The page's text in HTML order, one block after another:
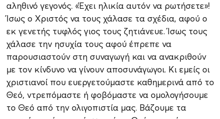
αληθινό γεγονός. «Έχει ηλικία αυτόν να ρωτήσετε»!
Ίσως ο Χριστός να τους χάλασε τα σχέδια, αφού ο
εκ γενετής τυφλός γιος τους ζητιάνευε. Ίσως τους
χάλασε την ησυχία τους αφού έπρεπε να
παρουσιαστούν στη συναγωγή και να ανακριθούν
με τον κίνδυνο να γίνουν αποσυνάγωγοι. Κι εμείς οι
χριστιανοί που ευεργετούμαστε καθημερινά από το
Θεό, ντρεπόμαστε ή φοβόμαστε να ομολογήσουμε
το Θεό από την ολιγοπιστία μας. Βάζουμε τα